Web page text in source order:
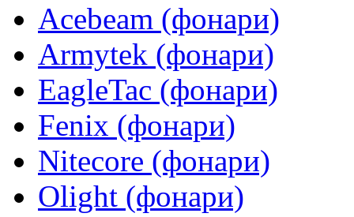
Acebeam (фонари)
Armytek (фонари)
EagleTac (фонари)
Fenix (фонари)
Nitecore (фонари)
Olight (фонари)